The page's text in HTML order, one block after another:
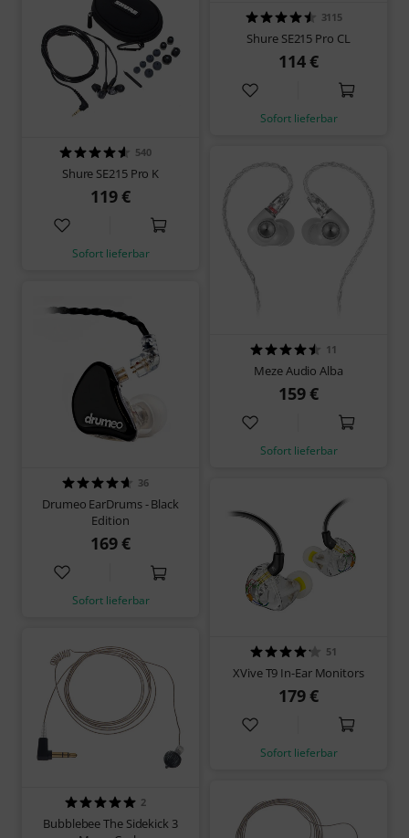
3115
Shure SE215 Pro CL
114 €
Sofort lieferbar
540
Shure SE215 Pro K
119 €
Sofort lieferbar
11
Meze Audio Alba
159 €
Sofort lieferbar
36
Drumeo EarDrums - Black
Edition
169 €
Sofort lieferbar
51
XVive T9 In-Ear Monitors
179 €
Sofort lieferbar
2
Bubblebee The Sidekick 3